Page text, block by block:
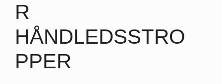
R
HÅNDLEDSSTRO
PPER